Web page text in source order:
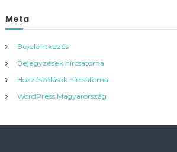
Meta
Bejelentkezés
Bejegyzések hírcsatorna
Hozzászólások hírcsatorna
WordPress Magyarország